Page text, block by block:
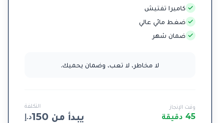
كاميرا تفتيش
ضغط مائي عالي
ضمان شهر
لا مخاطر، لا تعب، وضمان يحميك.
وقت الإنجاز
45 دقيقة
التكلفة
يبدأ من 150 د.إ